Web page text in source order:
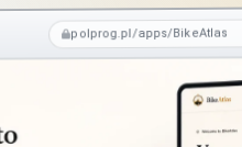
polprog.pl/apps/BikeAtlas